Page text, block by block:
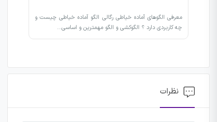
معرفی الگوهای آماده خیاطی رگالی الگو آماده خیاطی چیست و
چه کاربردی دارد ؟ الگوکشی و الگو مهمترین و اساسی…
نظرات